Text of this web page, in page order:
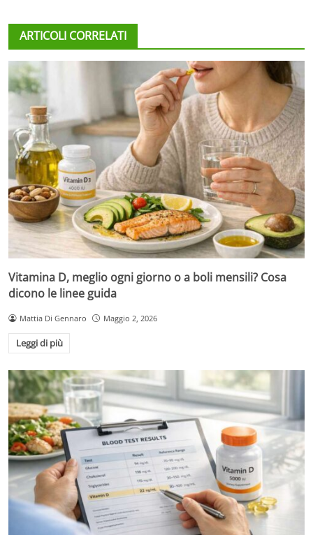
ARTICOLI CORRELATI
Vitamina D, meglio ogni giorno o a boli mensili? Cosa
dicono le linee guida
Mattia Di Gennaro Maggio 2, 2026
Leggi di più